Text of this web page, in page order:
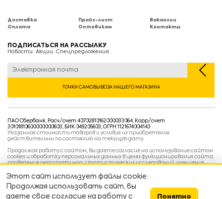
Доставка
Оплата
Прайс-лист
Оптовикам
Вакансии
Контакты
ПОДПИСАТЬСЯ НА РАССЫЛКУ
Новости. Акции. Спецпредложения.
ТОЧКИ САМОВЫВОЗА НАШЕГО МАГАЗИНА
ПАО Сбербанк, Расч/счет 40702810162000033064, Корр/счет
30101810600000000603, БИК 049205603, ОГРН 1121674004143
Указанная стоимость товаров и условия их приобретения
действительны по состоянию на текущую дату.
Продолжая работу с сайтом, вы даете согласие на использование сайтом
cookies и обработку персональных данных в целях функционирования сайта,
проведения ретаргетинга, статистических исследований, улучшения
ваших предпочтений и интересов.
Политика конфиденциальности
Условия пользовательского соглашения
Условия продажи
Этот сайт использует файлы cookie.
Продолжая использовать сайт, вы
даете свое согласие на работу с
Понятно